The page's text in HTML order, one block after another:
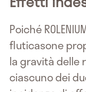
Poiché
fluticasone
la gravità delle
ciascuno dei